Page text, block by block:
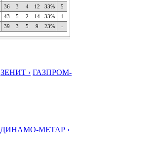
36 3 4 12 33% 5
43 5 2 14 33% 1
39 3 5 9 23% -
ЗЕНИТ › ГАЗПРОМ-
ДИНАМО-МЕТАР ›